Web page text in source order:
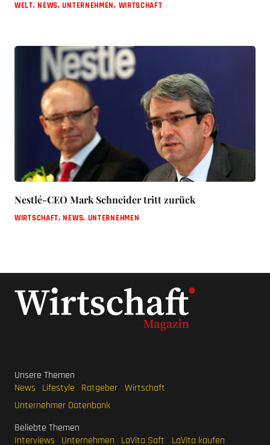
WELT,NEWS,UNTERNEHMEN, WIRTSCHAFT
Nestlé-CEO Mark Schneider tritt zurück
WIRTSCHAFT,NEWS, UNTERNEHMEN
Unsere Themen
News
Lifestyle Ratgeber Wirtschaft
Unternehmer Datenbank
Beliebte Themen
Interviews
Unternehmen LaVita Saft LaVita kaufen